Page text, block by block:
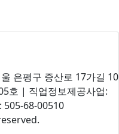
은평구 증산로 17가길 10
호 | 직업정보제공사업:
505-68-00510